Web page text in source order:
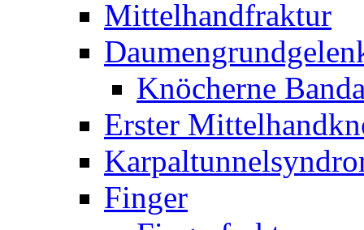
Mittelhandfraktur
Knöcherne
Erster
Finger